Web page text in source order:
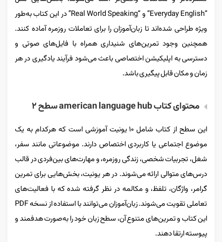
“Everyday English” و “Real World Speaking” در این کتاب به‌طور
ویژه طراحی شده‌اند تا زبان‌آموزان را برای تعاملات روزمره آماده کنند.
همچنین وجود تمرین‌های شنیداری همراه با فایل‌های صوتی و
دسترسی به اپلیکیشن اختصاصی باعث می‌شود فرآیند یادگیری در هر
زمان و مکان قابل پیگیری باشد.
محتوای کتاب american language hub سطح ۲
این سطح از کتاب شامل ۱۰ یونیت آموزشی است که هرکدام به یک
موضوع اجتماعی یا کاربردی اختصاص دارند. موضوعاتی مانند سفر،
شغل، تجربیات شخصی، زندگی روزمره، و مهارت‌های بین‌فردی در قالب
درس‌های متوالی ارائه می‌شوند. در هر یونیت، بخش‌هایی برای تمرین
گرامر، واژگان، تلفظ، و مکالمه در نظر گرفته شده که با فعالیت‌های
تعاملی تقویت می‌شوند. زبان‌آموزان می‌توانند با استفاده از نسخه PDF
این کتاب و تمرین‌های متنوع آن، سطح زبان خود را به‌صورت هدفمند و
پیوسته ارتقا دهند.